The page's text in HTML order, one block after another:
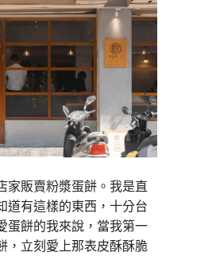
家販賣粉漿蛋餅。我是直
道有這樣的東西，十分台
蛋餅的我來說，當我第一
，立刻愛上那表皮酥酥脆